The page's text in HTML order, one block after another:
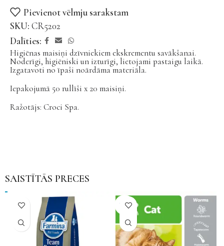
Pievienot vēlmju sarakstam
SKU: CR5202
Dalīties:
Higiēnas maisiņi dzīvniekiem ekskrementu savākšanai.
Noderīgi, higiēniski un izturīgi, lietojami pastaigu laikā.
Izgatavoti no īpaši noārdāma materiāla.
Iepakojumā 50 rullīši x 20 maisiņi.
Ražotājs: Croci Spa.
SAISTĪTĀS PRECES
NAV